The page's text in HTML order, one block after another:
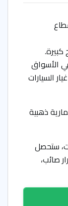
الأسواق
السيارات
ذهبية
ستحصل
صائب،